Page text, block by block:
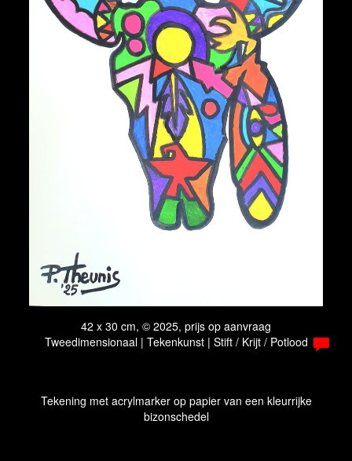
42 x 30 cm, © 2025, prijs op aanvraag
Tweedimensionaal | Tekenkunst | Stift / Krijt / Potlood
Tekening met acrylmarker op papier van een kleurrijke
bizonschedel